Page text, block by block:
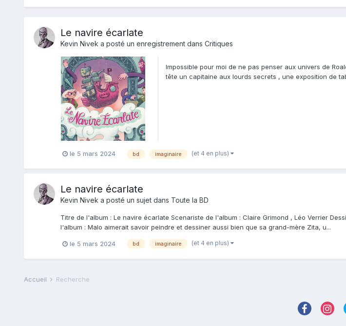
Le navire écarlate
Kevin Nivek a posté un enregistrement dans Critiques
Impossible pour moi de ne pas penser aux univers de
tête un capitaine aux lourds secrets , une exposition de
le 5 mars 2024 bd imaginaire (et 4 en plus)
Le navire écarlate
Kevin Nivek a posté un sujet dans Toute la BD
Titre de l'album : Le navire écarlate Scenariste de l'album : Claire Grimond , Léo Verrier
l'album : Malo aimerait savoir peindre et dessiner aussi bien que sa grand-mère Zita, u...
le 5 mars 2024 bd imaginaire (et 4 en plus)
Accueil Recherche